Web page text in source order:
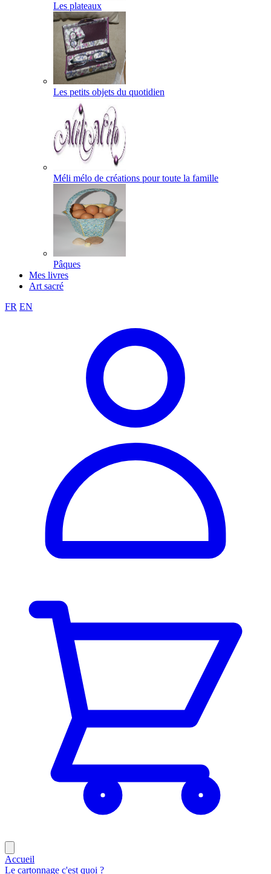
Les plateaux
Les petits objets du quotidien
Méli mélo de créations pour toute la famille
Pâques
Mes livres
Art sacré
FR EN
Accueil
Le cartonnage c'est quoi ?